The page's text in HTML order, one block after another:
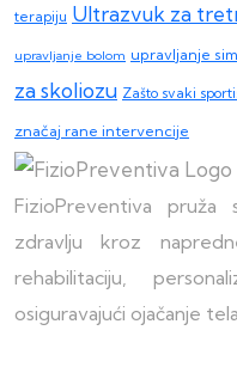
terapiju Ultrazvuk za
upravljanje bolom upravljanje
za skoliozu Zašto svaki
značaj rane intervencije
FizioPreventiva
zdravlju kroz
rehabilitaciju,
osiguravajući ojačanje